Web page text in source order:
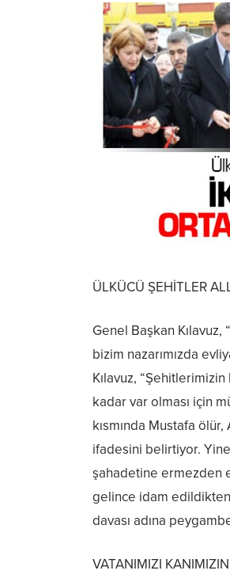
ÜLKÜCÜ ŞEHİTLER
Genel Başkan
bizim nazarımızda
Kılavuz,
kadar var olması için
kısmında Mustafa
ifadesini belirtiyor.
şahadetine ermezden
gelince idam edildikten
davası adına
VATANIMIZI